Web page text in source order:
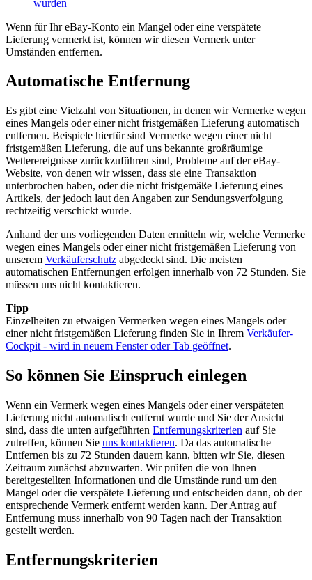
wurden
Wenn für Ihr eBay-Konto ein Mangel oder eine verspätete
Lieferung vermerkt ist, können wir diesen Vermerk unter
Umständen entfernen.
Automatische Entfernung
Es gibt eine Vielzahl von Situationen, in denen wir Vermerke wegen
eines Mangels oder einer nicht fristgemäßen Lieferung automatisch
entfernen. Beispiele hierfür sind Vermerke wegen einer nicht
fristgemäßen Lieferung, die auf uns bekannte großräumige
Wetterereignisse zurückzuführen sind, Probleme auf der eBay-
Website, von denen wir wissen, dass sie eine Transaktion
unterbrochen haben, oder die nicht fristgemäße Lieferung eines
Artikels, der jedoch laut den Angaben zur Sendungsverfolgung
rechtzeitig verschickt wurde.
Anhand der uns vorliegenden Daten ermitteln wir, welche Vermerke
wegen eines Mangels oder einer nicht fristgemäßen Lieferung von
unserem Verkäuferschutz abgedeckt sind. Die meisten
automatischen Entfernungen erfolgen innerhalb von 72 Stunden. Sie
müssen uns nicht kontaktieren.
Tipp
Einzelheiten zu etwaigen Vermerken wegen eines Mangels oder
einer nicht fristgemäßen Lieferung finden Sie in Ihrem Verkäufer-
Cockpit - wird in neuem Fenster oder Tab geöffnet.
So können Sie Einspruch einlegen
Wenn ein Vermerk wegen eines Mangels oder einer verspäteten
Lieferung nicht automatisch entfernt wurde und Sie der Ansicht
sind, dass die unten aufgeführten Entfernungskriterien auf Sie
zutreffen, können Sie uns kontaktieren. Da das automatische
Entfernen bis zu 72 Stunden dauern kann, bitten wir Sie, diesen
Zeitraum zunächst abzuwarten. Wir prüfen die von Ihnen
bereitgestellten Informationen und die Umstände rund um den
Mangel oder die verspätete Lieferung und entscheiden dann, ob der
entsprechende Vermerk entfernt werden kann. Der Antrag auf
Entfernung muss innerhalb von 90 Tagen nach der Transaktion
gestellt werden.
Entfernungskriterien